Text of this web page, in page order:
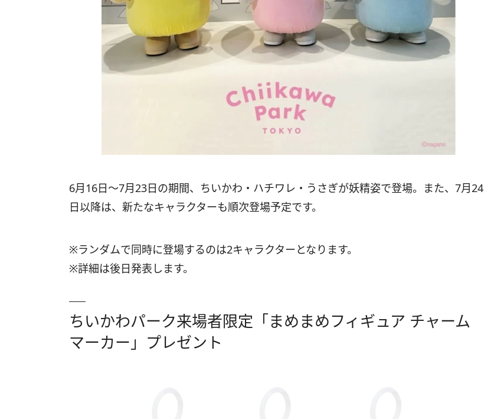
6月16日〜7月23日の期間、ちいかわ・ハチワレ・うさぎが妖精姿で登場。また、7月24
日以降は、新たなキャラクターも順次登場予定です。
※ランダムで同時に登場するのは2キャラクターとなります。
※詳細は後日発表します。
ちいかわパーク来場者限定「まめまめフィギュア チャーム
マーカー」プレゼント